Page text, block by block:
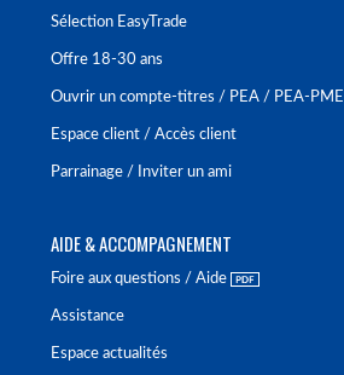
Sélection EasyTrade
Offre 18-30 ans
Ouvrir un compte-titres / PEA / PEA-PME
Espace client / Accès client
Parrainage / Inviter un ami
AIDE & ACCOMPAGNEMENT
Foire aux questions / Aide
Assistance
Espace actualités